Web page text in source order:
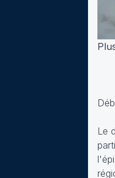
Le